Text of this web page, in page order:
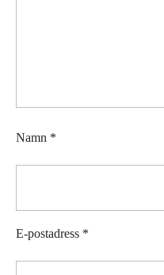
Namn *
E-postadress *